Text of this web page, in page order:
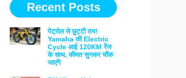
Recent Posts
पेट्रोल से छुट्टी तय!
Yamaha की Electric
Cycle आई 120KM रेंज
के साथ, कीमत सुनकर चौंक
जाएंगे